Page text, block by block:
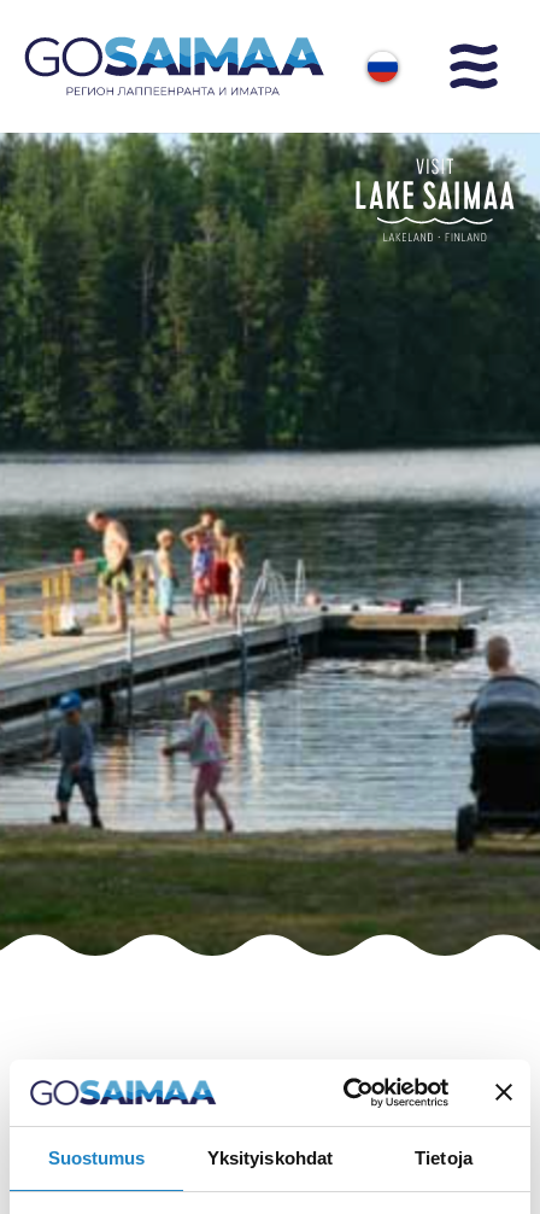
Suostumus Yksityiskohdat Tietoja
ПЛЯЖ ОЛККОЛА